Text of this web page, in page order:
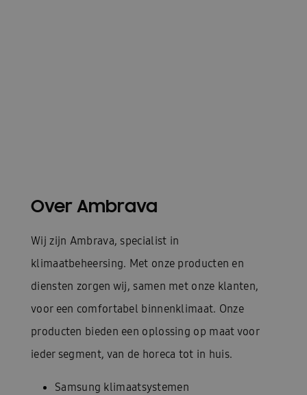
Over Ambrava
Wij zijn Ambrava, specialist in
klimaatbeheersing. Met onze producten en
diensten zorgen wij, samen met onze klanten,
voor een comfortabel binnenklimaat. Onze
producten bieden een oplossing op maat voor
ieder segment, van de horeca tot in huis.
Samsung klimaatsystemen